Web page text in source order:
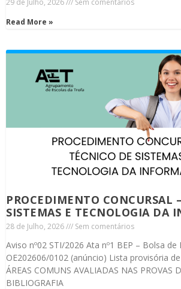
29 de Julho, 2026
Sem comentários
Read More »
PROCEDIMENTO CONCURSAL
SISTEMAS E TECNOLOGIA DA
28 de Julho, 2026 Sem comentários
Aviso nº02 STI/2026 Ata nº1 BEP – Bolsa
OE202606/0102 (anúncio) Lista provisória
ÁREAS COMUNS AVALIADAS NAS PROVAS
BIBLIOGRAFIA